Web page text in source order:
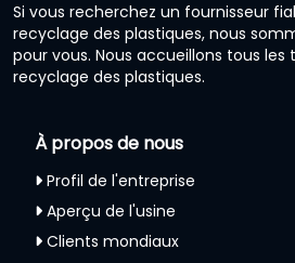
Si vous recherchez un fournisseur
recyclage des plastiques, nous
pour vous. Nous accueillons tous
recyclage des plastiques.
À propos de nous
Profil de l'entreprise
Aperçu de l'usine
Clients mondiaux